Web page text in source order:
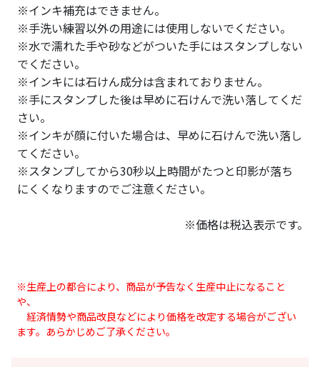
※インキ補充はできません。
※手洗い練習以外の用途には使用しないでください。
※水で濡れた手や砂などがついた手にはスタンプしない
でください。
※インキには石けん成分は含まれておりません。
※手にスタンプした後は早めに石けんで洗い落してくだ
さい。
※インキが顔に付いた場合は、早めに石けんで洗い落し
てください。
※スタンプしてから30秒以上時間がたつと印影が落ち
にくくなりますのでご注意ください。
※価格は税込表示です。
※生産上の都合により、商品が予告なく生産中止になること
や、
経済情勢や商品改良などにより価格を改定する場合がござい
ます。あらかじめご了承ください。